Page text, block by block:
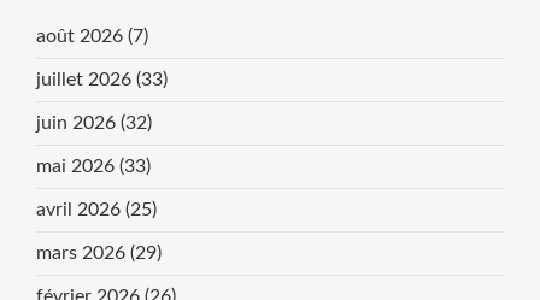
août 2026 (7)
juillet 2026 (33)
juin 2026 (32)
mai 2026 (33)
avril 2026 (25)
mars 2026 (29)